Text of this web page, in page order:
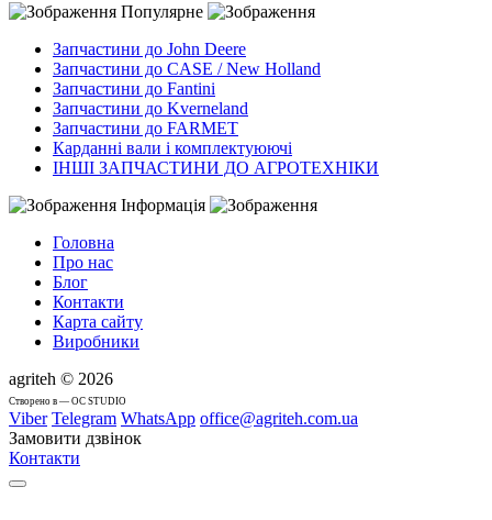
Популярне
Запчастини до John Deere
Запчастини до CASE / New Holland
Запчастини до Fantini
Запчастини до Kverneland
Запчастини до FARMET
Карданні вали і комплектуюючі
ІНШІ ЗАПЧАСТИНИ ДО АГРОТЕХНІКИ
Інформація
Головна
Про нас
Блог
Контакти
Карта сайту
Виробники
agriteh © 2026
Cтворено в — OC STUDIO
Viber Telegram WhatsApp office@agriteh.com.ua
Замовити дзвінок
Контакти